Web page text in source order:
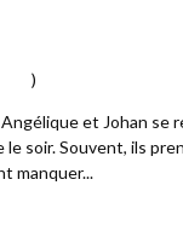
)
et Johan se
soir. Souvent, ils
manquer...